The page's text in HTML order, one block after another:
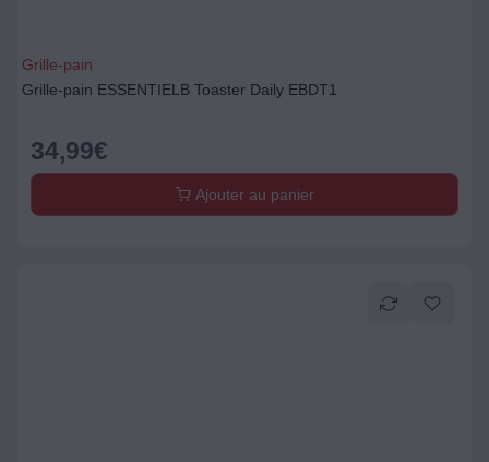
Grille-pain
Grille-pain ESSENTIELB Toaster Daily EBDT1
34,99€
Ajouter au panier